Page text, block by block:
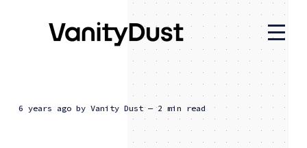
6 years agoby Vanity Dust — 2 min read